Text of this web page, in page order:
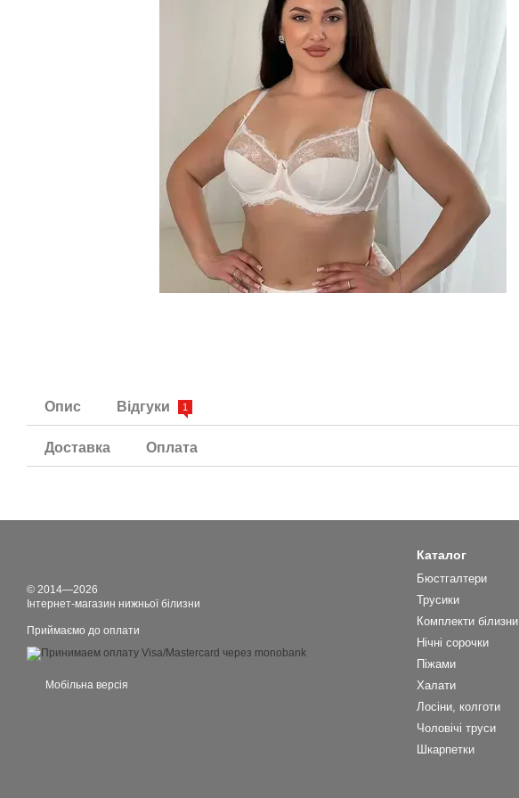
Опис Відгуки 1
Доставка Оплата
© 2014—2026
Інтернет-магазин нижньої білизни
Приймаємо до оплати
Мобільна версія
Каталог
Бюстгалтери
Трусики
Комплекти білизни
Нічні сорочки
Піжами
Халати
Лосіни, колготи
Чоловічі труси
Шкарпетки